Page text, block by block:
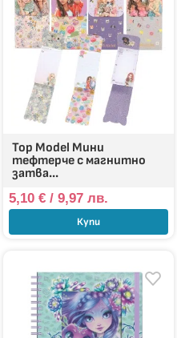
Top Model Мини
тефтерче с магнитно
затва...
5,10 €/ 9,97 лв.
Купи